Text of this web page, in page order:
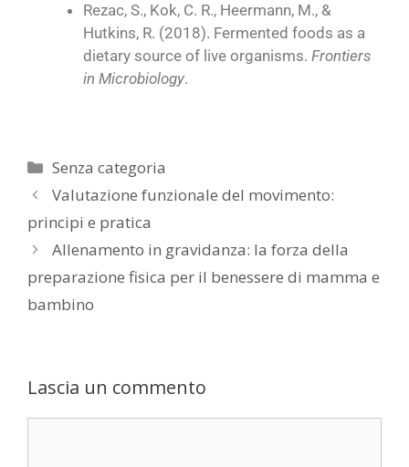
Rezac, S., Kok, C. R., Heermann, M., &
Hutkins, R. (2018). Fermented foods as a
dietary source of live organisms. Frontiers
in Microbiology.
Senza categoria
Valutazione funzionale del movimento:
principi e pratica
Allenamento in gravidanza: la forza della
preparazione fisica per il benessere di mamma e
bambino
Lascia un commento